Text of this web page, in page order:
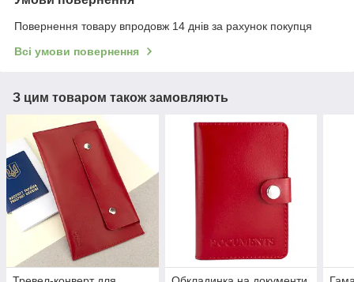
Повернення товару впродовж 14 днів за рахунок покупця
Всі умови повернення
З цим товаром також замовляють